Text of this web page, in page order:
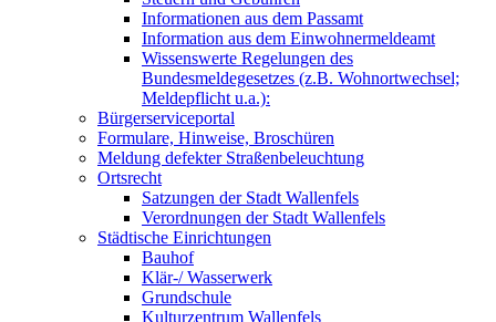
Informationen aus dem Passamt
Information aus dem Einwohnermeldeamt
Wissenswerte Regelungen des
Bundesmeldegesetzes (z.B. Wohnortwechsel;
Meldepflicht u.a.):
Bürgerserviceportal
Formulare, Hinweise, Broschüren
Meldung defekter Straßenbeleuchtung
Ortsrecht
Satzungen der Stadt Wallenfels
Verordnungen der Stadt Wallenfels
Städtische Einrichtungen
Bauhof
Klär-/ Wasserwerk
Grundschule
Kulturzentrum Wallenfels